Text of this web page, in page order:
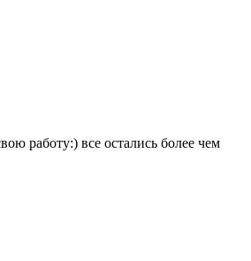
работу:) все остались более чем